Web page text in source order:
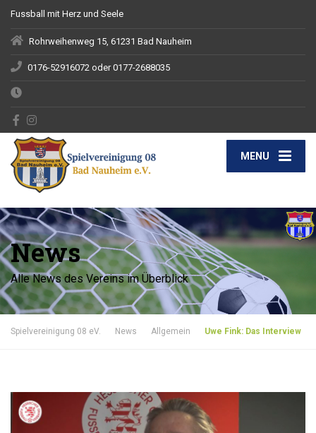
Fussball mit Herz und Seele
Rohrweihenweg 15, 61231 Bad Nauheim
0176-52916072 oder 0177-2688035
MENU
News
Alle News des Vereins im Überblick
Spielvereinigung 08 eV. News Allgemein Uwe Fink: Das Interview